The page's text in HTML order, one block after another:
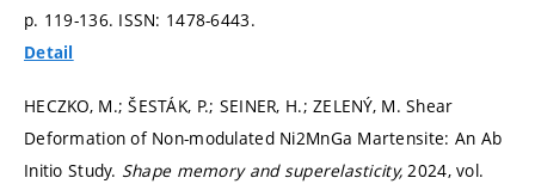
p. 119-136. ISSN: 1478-6443.
Detail
HECZKO, M.; ŠESTÁK, P.; SEINER, H.; ZELENÝ, M. Shear
Deformation of Non-modulated Ni2MnGa Martensite: An Ab
Initio Study. Shape memory and superelasticity,2024, vol.